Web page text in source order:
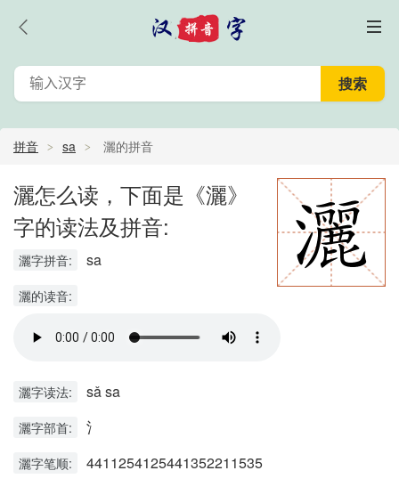
拼音 sa 灑的拼音
灑怎么读，下面是《灑》
字的读法及拼音:
灑字拼音: sa
灑的读音:
灑字读法: sǎ sa
灑字部首: 氵
灑字笔顺: 4411254125441352211535